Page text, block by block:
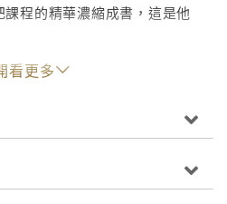
程的精華濃縮成書，這是他
金錢藍圖」，幫助你辨認自
裡塑造了你的金錢觀，你對
了你夢想並追求更大更美好
七條「財富檔案」，逐一檢視
且提出行動步驟，讓你踏出
看更多